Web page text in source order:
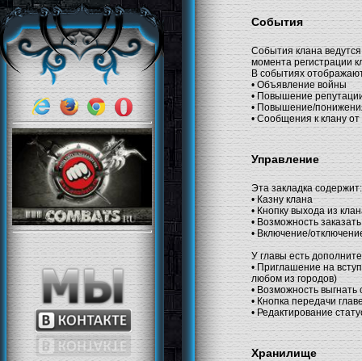
События
События клана
момента регистрации
В событиях
• Объявление войны
• Повышение
• Повышение/
• Сообщения к клану
Управление
Эта закладка содержит:
• Казну клана
• Кнопку выхода из
• Возможность
• Включение/
У главы есть
• Приглашение на
любом из городов)
• Возможность
• Кнопка передачи
• Редактирование
Хранилище